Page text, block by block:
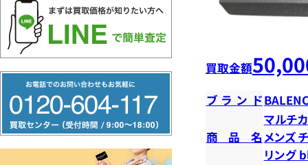
リ
ー
買取金額
ブランド
商品名
マルチ
メンズ
リング